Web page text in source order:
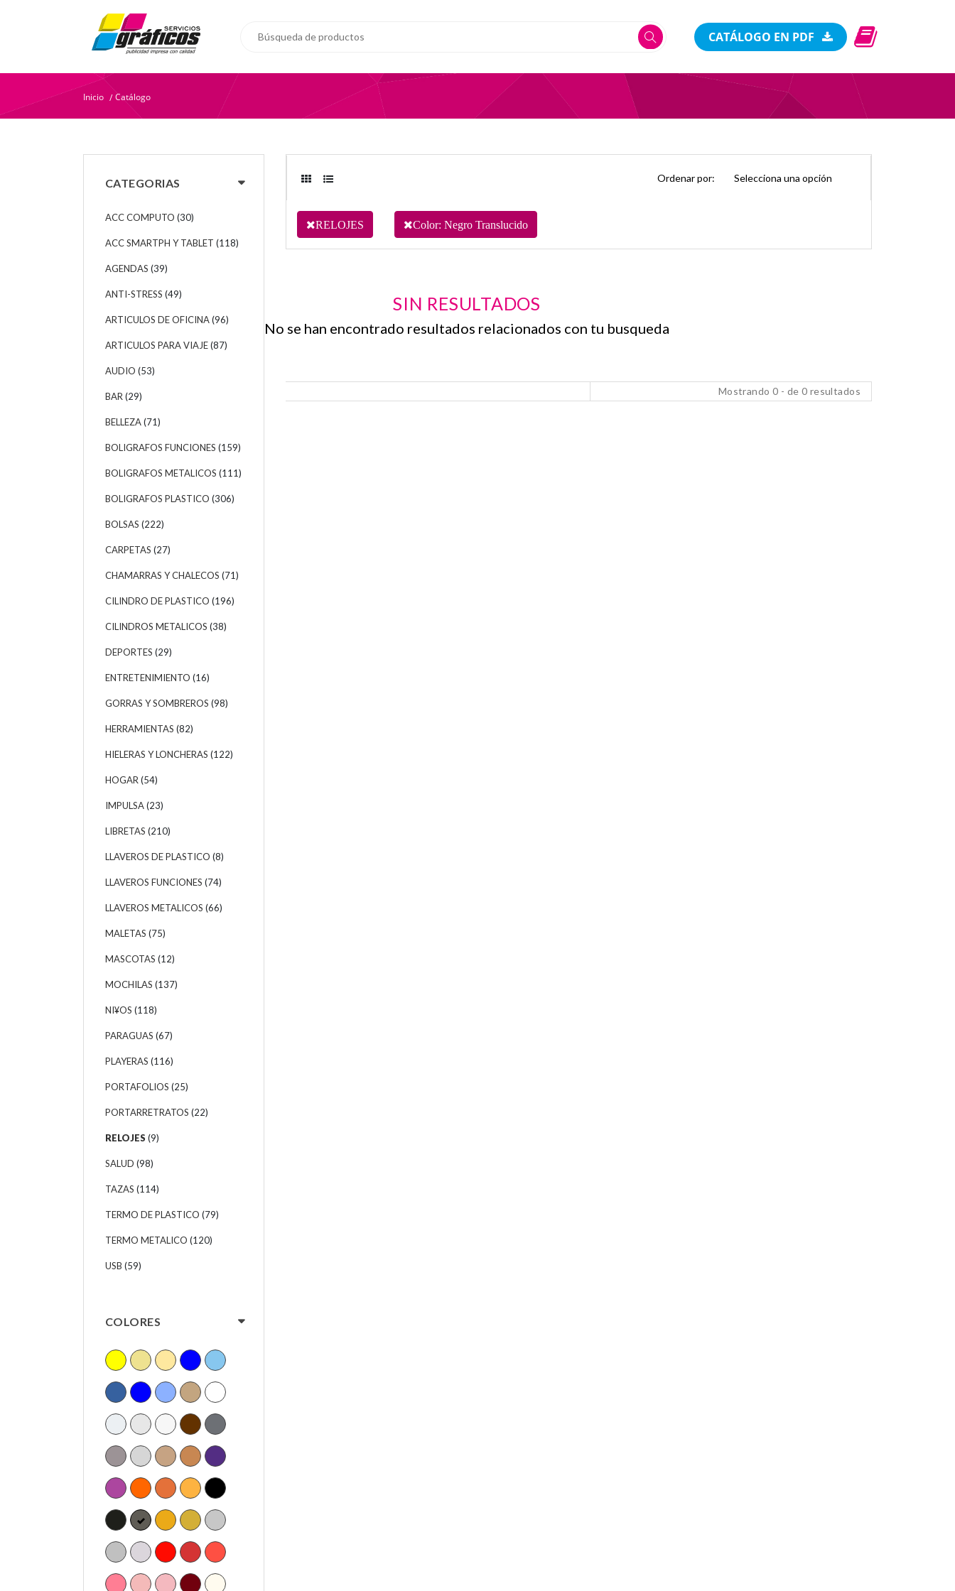
CATÁLOGO EN PDF
Inicio / Catálogo
CATEGORIAS
ACC COMPUTO (30)
ACC SMARTPH Y TABLET (118)
AGENDAS (39)
ANTI-STRESS (49)
ARTICULOS DE OFICINA(96)
ARTICULOS PARA VIAJE(87)
AUDIO (53)
BAR (29)
BELLEZA(71)
BOLIGRAFOS FUNCIONES (159)
BOLIGRAFOS METALICOS (111)
BOLIGRAFOS PLASTICO (306)
BOLSAS (222)
CARPETAS (27)
CHAMARRAS Y CHALECOS (71)
CILINDRO DE PLASTICO (196)
CILINDROS METALICOS (38)
DEPORTES (29)
ENTRETENIMIENTO (16)
GORRAS Y SOMBREROS (98)
HERRAMIENTAS (82)
HIELERAS Y LONCHERAS (122)
HOGAR (54)
IMPULSA(23)
LIBRETAS (210)
LLAVEROS DE PLASTICO (8)
LLAVEROS FUNCIONES (74)
LLAVEROS METALICOS (66)
MALETAS (75)
MASCOTAS (12)
MOCHILAS (137)
NI¥OS (118)
PARAGUAS (67)
PLAYERAS (116)
PORTAFOLIOS (25)
PORTARRETRATOS (22)
RELOJES (9)
SALUD (98)
TAZAS (114)
TERMO DE PLASTICO (79)
TERMO METALICO (120)
USB (59)
COLORES
Ordenar por:
RELOJES Color: Negro Translucido
SIN RESULTADOS
No se han encontrado resultados relacionados con tu busqueda
Mostrando 0 - de 0 resultados